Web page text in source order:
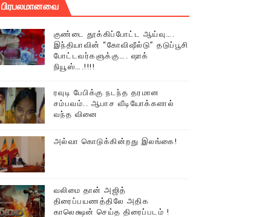
(செய்தியும்,படங்களும்..)
திரண்ட தமிழ்மக்கள்!!
பிரபலமானவை
குண்டை தூக்கிப்போட்ட ஆய்வு….
இந்தியாவின் “கோவிஷீல்டு” தடுப்பூசி
போட்டவர்களுக்கு…. ஷாக்
நியூஸ்….!!!!
ரவுடி பேபிக்கு நடந்த தரமான
சம்பவம்.. ஆபாச வீடியோக்களால்
வந்த வினை
அல்வா கொடுக்கின்றது இலங்கை!
வலிமை தான் அஜித்
திரைப்பயணத்திலே அதிக
காலெக்ஷன் செய்த திரைப்படம் !